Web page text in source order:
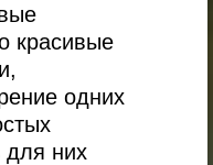
красивые
одних
для них